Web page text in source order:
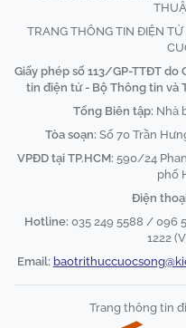
TRANG THÔNG TIN ĐIỆN
Giấy phép số 113/GP-TTĐT
tin điện tử - Bộ Thông tin và
Tổng Biên tập: Nhà
Tòa soạn: Số 70 Trần
VPĐD tại TP.HCM: 590/24
phố
Điện
Hotline: 035 249 5588 / 096
1222
Email:
Trang thông tin